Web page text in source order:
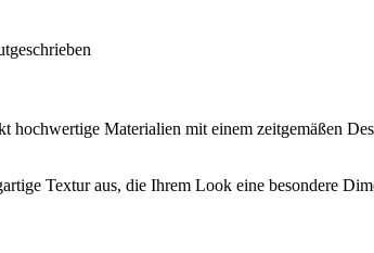
Materialien mit einem zeitgemäßen
Textur aus, die Ihrem Look eine besondere